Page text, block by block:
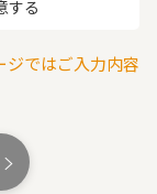
する
ジではご入力内容